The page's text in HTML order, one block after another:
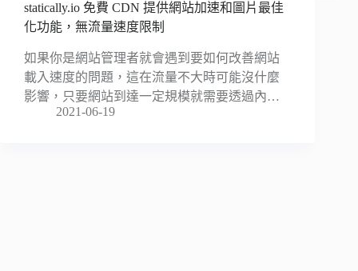
statically.io 免費 CDN 提供網站加速和圖片最佳
化功能，無流量速度限制
如果你是網站管理者就會遇到要如何改善網站
載入速度的問題，這在流量不大時可能沒什麼
影響，只要網站到達一定規模就需要透過內…
2021-06-19